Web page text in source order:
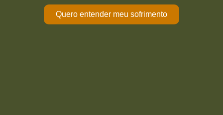
Quero entender meu sofrimento